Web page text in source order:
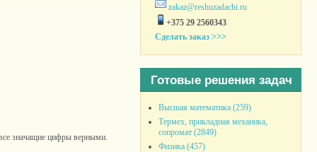
значащие цифры верными.
zakaz@reshuzadachi.ru
+375 29 2560343
Сделать заказ >>>
Готовые решения задач
Высшая математика (259)
Термех, прикладная механика,
сопромат (2849)
Физика (457)